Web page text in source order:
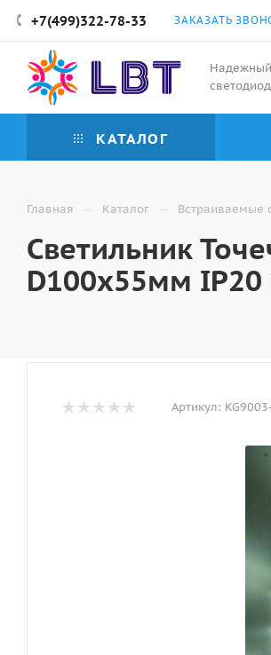
+7(499)322-78-33 ЗАКАЗАТЬ
КАТАЛОГ
Главная — Каталог — Встраиваемые
Светильник
D100х55мм IP20
Артикул: